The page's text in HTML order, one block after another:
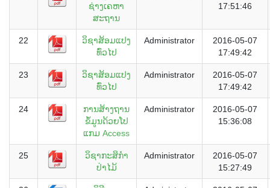
ຊ່າງເຄຫາ
ສະຖານ
17:51:46
22
ວິຊາສ້ອມແປງ
ທົ່ວໄປ
Administrator
2016-05-07
17:49:42
23
ວິຊາສ້ອມແປງ
ທົ່ວໄປ
Administrator
2016-05-07
17:49:42
24
ການສ້າງຖານ
ຂໍ້ມູນດ້ວຍໂປ
ແກມ Access
Administrator
2016-05-07
15:36:08
25
ວິຊາກະສິກຳ
ປ່າໄມ້
Administrator
2016-05-07
15:27:49